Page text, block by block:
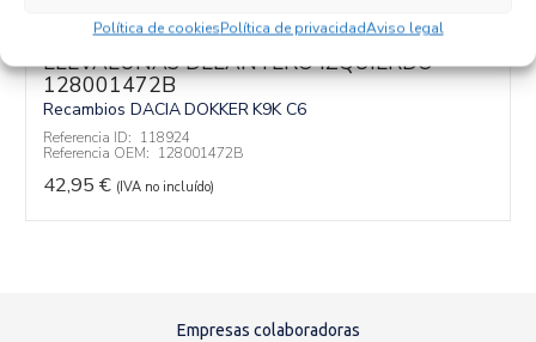
Política de cookiesPolítica de privacidadAviso legal
ELEVALUNAS DELANTERO IZQUIERDO
128001472B
Recambios DACIADOKKERK9K C6
Referencia ID: 118924
Referencia OEM: 128001472B
42,95 € (IVA no incluído)
Empresas colaboradoras